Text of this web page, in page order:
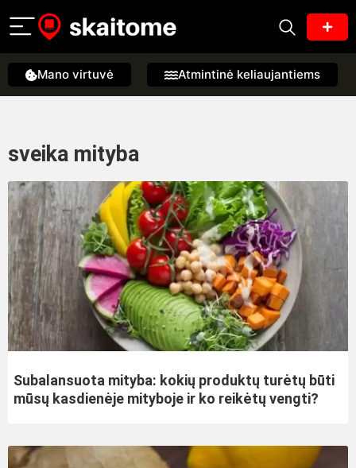
Mano virtuvė Atmintinė keliaujantiems
sveika mityba
Subalansuota mityba: kokių produktų turėtų būti
mūsų kasdienėje mityboje ir ko reikėtų vengti?